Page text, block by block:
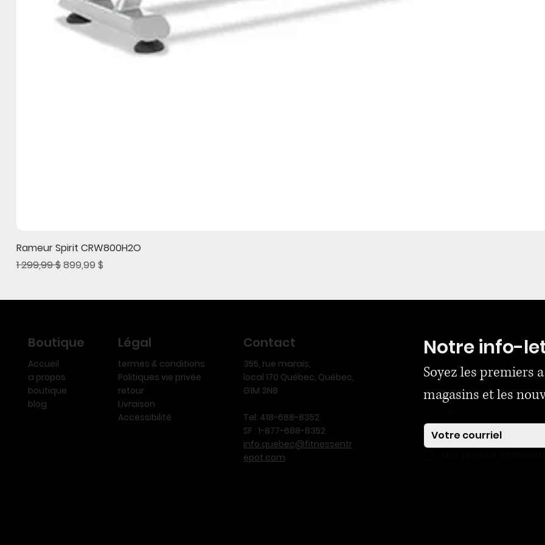
Rameur Spirit CRW800H2O
Prix original
1 299,99 $Prix promotionnel
899,99 $
Boutique
Accueil
a propos
boutique
blog
Légal
termes & conditions
Politiques vie privée
retour
Livraison
Accessibilité
Contact
355, rue marais,
local 170 Québec, Québec,
G1M 3N8
Tel: 418-688-8352
SF : 1-877-688-8352
info.quebec@fitnessentr
epot.com
Notre info-
Soyez les premiers
magasins et les